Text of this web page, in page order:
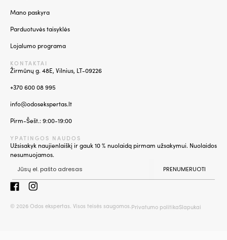
Mano paskyra
Parduotuvės taisyklės
Lojalumo programa
KONTAKTAI
Žirmūnų g. 48E, Vilnius, LT-09226
+370 600 08 995
info@odosekspertas.lt
Pirm-Šešt.: 9:00-19:00
YPATINGOS NAUDOS
Užsisakyk naujienlaiškį ir gauk 10 % nuolaidą pirmam užsakymui. Nuolaidos
nesumuojamos.
PRENUMERUOTI
© 2026 Odos ekspertas. Visos teisės saugomos. Privatumo politikaSlapukai